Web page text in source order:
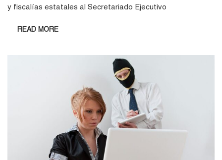
y fiscalías estatales al Secretariado Ejecutivo
READ MORE